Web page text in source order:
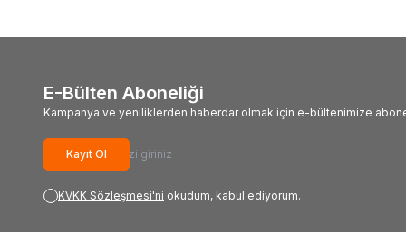
E-Bülten Aboneliği
Kampanya ve yeniliklerden haberdar olmak için e-bültenimize
Kayıt Ol
KVKK Sözleşmesi'ni okudum, kabul ediyorum.